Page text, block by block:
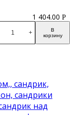
+
В
корзину
1 404.00 Р